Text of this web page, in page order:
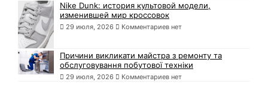
Nike Dunk: история культовой модели,
изменившей мир кроссовок
29 июля, 2026 Комментариев нет
Причини викликати майстра з ремонту та
обслуговування побутової техніки
29 июля, 2026 Комментариев нет